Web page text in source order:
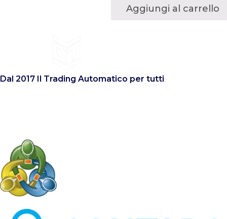
Aggiungi al carrello
Dal 2017 Il Trading Automatico per tutti